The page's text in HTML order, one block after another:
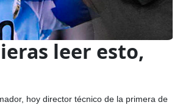
leer esto,
hoy director técnico de la primera de